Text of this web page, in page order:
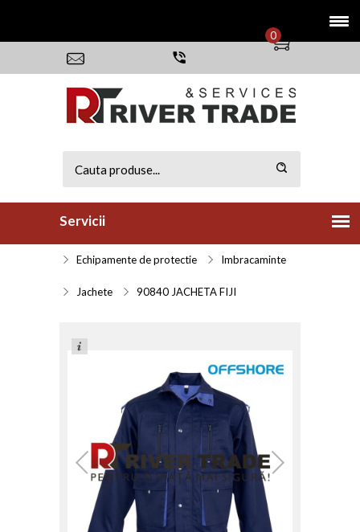
0
Servicii
Echipamente de protectie Imbracaminte
Jachete 90840 JACHETA FIJI